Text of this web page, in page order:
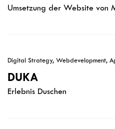
Umsetzung der Website von
Digital Strategy, Webdevelopment,
DUKA
Erlebnis Duschen